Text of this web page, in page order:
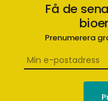
Få de
Prenumerera